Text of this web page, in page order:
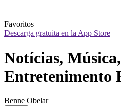
Favoritos
Descarga gratuita en la App Store
Notícias,
Entretenimento
Benne Obelar